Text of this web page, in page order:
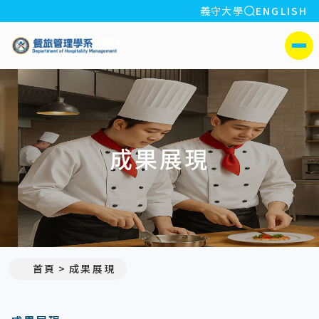
:::
義守大學 全站搜索
ENGLISH
側選單
成果展現
首頁 成果展現